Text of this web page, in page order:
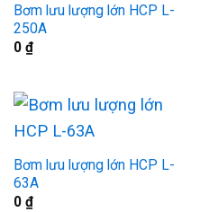
Bơm lưu lượng lớn HCP L-
250A
0 ₫
Bơm lưu lượng lớn HCP L-
63A
0 ₫